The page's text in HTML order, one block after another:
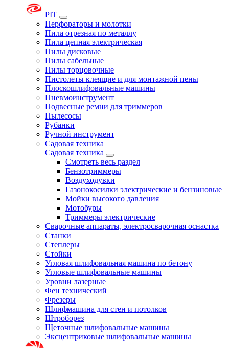
PIT
Перфораторы и молотки
Пила отрезная по металлу
Пила цепная электрическая
Пилы дисковые
Пилы сабельные
Пилы торцовочные
Пистолеты клеящие и для монтажной пены
Плоскошлифовальные машины
Пневмоинструмент
Подвесные ремни для триммеров
Пылесосы
Рубанки
Ручной инструмент
Садовая техника
Садовая техника
Смотреть весь раздел
Бензотриммеры
Воздуходувки
Газонокосилки электрические и бензиновые
Мойки высокого давления
Мотобуры
Триммеры электрические
Сварочные аппараты, электросварочная оснастка
Станки
Степлеры
Стойки
Угловая шлифовальная машина по бетону
Угловые шлифовальные машины
Уровни лазерные
Фен технический
Фрезеры
Шлифмашина для стен и потолков
Штроборез
Щеточные шлифовальные машины
Эксцентриковые шлифовальные машины